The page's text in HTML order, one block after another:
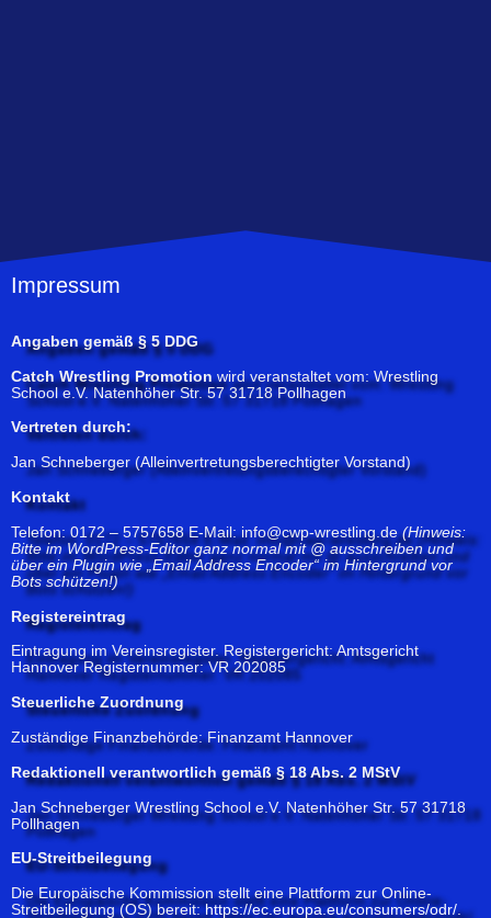
Impressum
Angaben gemäß § 5 DDG
Catch Wrestling Promotionwird veranstaltet vom: Wrestling
School e.V. Natenhöher Str. 57 31718 Pollhagen
Vertreten durch:
Jan Schneberger (Alleinvertretungsberechtigter Vorstand)
Kontakt
Telefon: 0172 – 5757658 E-Mail: info@cwp-wrestling.de(Hinweis:
Bitte im WordPress-Editor ganz normal mit @ ausschreiben und
über ein Plugin wie „Email Address Encoder“ im Hintergrund vor
Bots schützen!)
Registereintrag
Eintragung im Vereinsregister. Registergericht: Amtsgericht
Hannover Registernummer: VR 202085
Steuerliche Zuordnung
Zuständige Finanzbehörde: Finanzamt Hannover
Redaktionell verantwortlich gemäß § 18 Abs. 2 MStV
Jan Schneberger Wrestling School e.V. Natenhöher Str. 57 31718
Pollhagen
EU-Streitbeilegung
Die Europäische Kommission stellt eine Plattform zur Online-
Streitbeilegung (OS) bereit:https://ec.europa.eu/consumers/odr/.